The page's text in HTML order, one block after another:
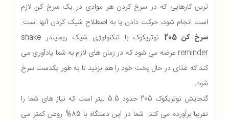
ترین کارهایی که در سرخ کردن هر موادی در یک سرخ کن لازم
است انجام شود، حرکت دادن یا به اصطلاح شیک کردن آنها است.
سرخ کن 205
نوتریکوک با تنکنولوژی شیک ریمایندر shake
reminder عرضه می شود که در زمان های لازم به شما یادآوری می
کند که غذای در حال پخت خود را هم بزنید تا به طور یکدست سرخ
شود.
گنجایش نوتریکوک 205 حدود 5.5 لیتر است که نیاز های شما را
تقریبا برآورده می کند. شما در این دستگاه با 85% روغن کمتر می